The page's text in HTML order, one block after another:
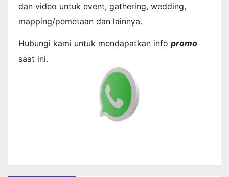
dan video untuk event, gathering, wedding,
mapping/pemetaan dan lainnya.
Hubungi kami untuk mendapatkan info promo
saat ini.